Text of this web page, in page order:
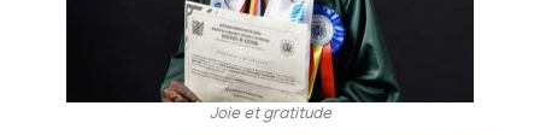
Joie et gratitude